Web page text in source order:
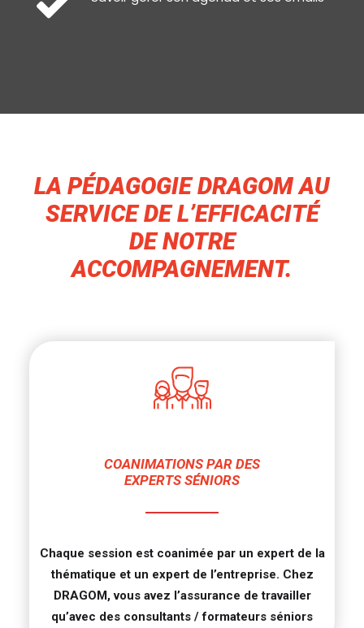
LA PÉDAGOGIE DRAGOM AU
SERVICE DE L’EFFICACITÉ
DE NOTRE
ACCOMPAGNEMENT.
COANIMATIONS PAR DES
EXPERTS SÉNIORS
Chaque session est coanimée par un expert de la
thématique et un expert de l’entreprise. Chez
DRAGOM, vous avez l’assurance de travailler
qu’avec des consultants / formateurs séniors